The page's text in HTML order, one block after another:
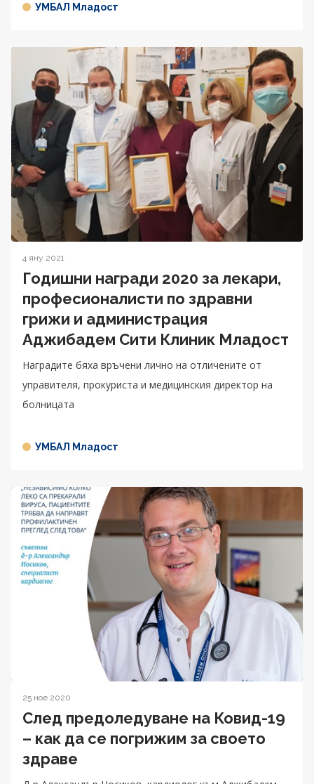
УМБАЛ Младост
4 яну 2021
Годишни награди 2020 за лекари,
професионалисти по здравни
грижи и администрация
Аджибадем Сити Клиник Младост
Наградите бяха връчени лично на отличените от
управителя, прокуриста и медицинския директор на
болницата
УМБАЛ Младост
25 ное 2020
След предоледуване на Ковид-19
– как да се погрижим за своето
здраве